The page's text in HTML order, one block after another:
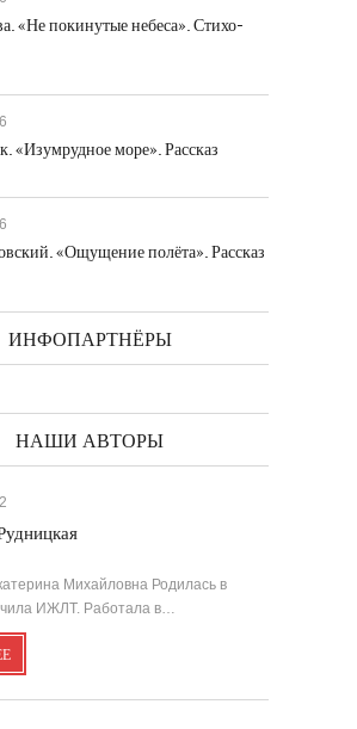
«Не покинутые небеса». Стихо-
«Изумрудное море». Рассказ
«Ощущение полёта». Рассказ
ИНФОПАРТНЁРЫ
НАШИ АВТОРЫ
Михайловна Родилась в
ИЖЛТ. Работала в…